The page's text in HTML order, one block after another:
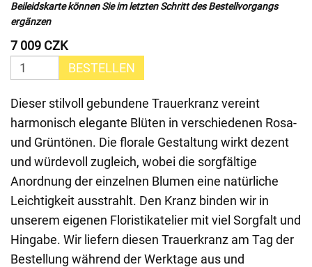
Beileidskarte können Sie im letzten Schritt des Bestellvorgangs
ergänzen
7 009 CZK
BESTELLEN
Dieser stilvoll gebundene Trauerkranz vereint
harmonisch elegante Blüten in verschiedenen Rosa-
und Grüntönen. Die florale Gestaltung wirkt dezent
und würdevoll zugleich, wobei die sorgfältige
Anordnung der einzelnen Blumen eine natürliche
Leichtigkeit ausstrahlt. Den Kranz binden wir in
unserem eigenen Floristikatelier mit viel Sorgfalt und
Hingabe. Wir liefern diesen Trauerkranz am Tag der
Bestellung während der Werktage aus und